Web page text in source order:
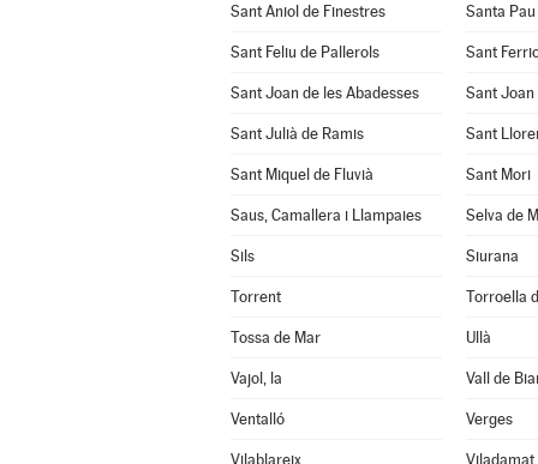
Sant Aniol de Finestres Santa Pau
Sant Feliu de Pallerols Sant
Sant Joan de les Abadesses Sant Joan
Sant Julià de Ramis Sant
Sant Miquel de Fluvià Sant Mori
Saus, Camallera i Llampaies Selva de
Sils Siurana
Torrent Torroella
Tossa de Mar Ullà
Vajol, la Vall de
Ventalló Verges
Vilablareix Viladamat